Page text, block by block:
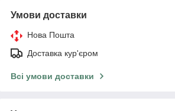
Умови доставки
Нова Пошта
Доставка кур'єром
Всі умови доставки